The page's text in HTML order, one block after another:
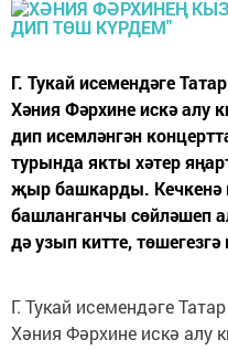
Г. Тукай исемендәге
Хәния Фәрхине искә алу
дип исемләнгән
турында якты хәтер
җыр башкарды. Кечкенә
башланганчы сөйләшеп
дә узып китте,
Г. Тукай исемендәге
Хәния Фәрхине искә алу